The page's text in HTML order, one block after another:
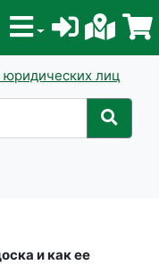
лиц
и как ее